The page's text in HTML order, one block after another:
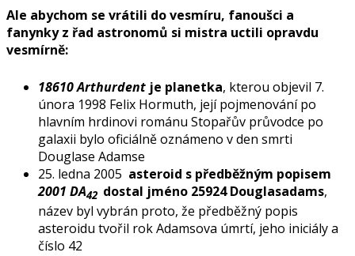
Ale abychom se vrátili do vesmíru, fanoušci a
fanynky z řad astronomů si mistra uctili opravdu
vesmírně:
18610 Arthurdent je planetka, kterou objevil 7.
února 1998 Felix Hormuth, její pojmenování po
hlavním hrdinovi románu Stopařův průvodce po
galaxii bylo oficiálně oznámeno v den smrti
Douglase Adamse
25. ledna 2005 asteroid s předběžným popisem
2001 DA42 dostal jméno 25924 Douglasadams,
název byl vybrán proto, že předběžný popis
asteroidu tvořil rok Adamsova úmrtí, jeho iniciály a
číslo 42